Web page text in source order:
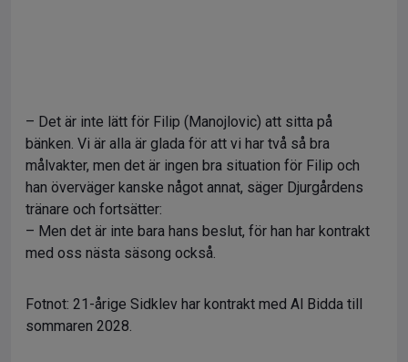
– Det är inte lätt för Filip (Manojlovic) att sitta på
bänken. Vi är alla är glada för att vi har två så bra
målvakter, men det är ingen bra situation för Filip och
han överväger kanske något annat, säger Djurgårdens
tränare och fortsätter:
– Men det är inte bara hans beslut, för han har kontrakt
med oss nästa säsong också.
Fotnot: 21-årige Sidklev har kontrakt med Al Bidda till
sommaren 2028.